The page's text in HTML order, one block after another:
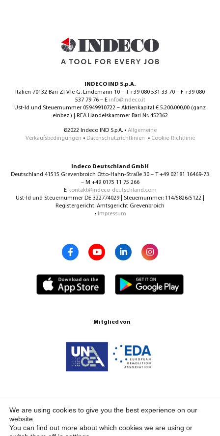
INDECO IND S.p.A.
Italien 70132 Bari ZI V.le G. Lindemann 10 – T +39 080 531 33 70 – F +39 080
537 79 76 – E info@indeco.it
Ust-Id und Steuernummer 05949910722 – Aktienkapital € 5.200.000,00 (ganz
einbez.) | REA Handelskammer Bari Nr. 452362
©2022 Indeco IND S.p.A. • Allgemeine
Verkaufsbedingungen • Datenschutzrichtlinien • Cookie-Richtlinie
Indeco Deutschland GmbH
Deutschland 41515 Grevenbroich Otto-Hahn-Straße 30 – T +49 02181 16469-73
– M +49 0175 11 75 266
E kontakt@indeco-deutschland.com
Ust-Id und Steuernummer DE 322774029 | Steuernummer: 114/5826/5122 |
Registergericht: Amtsgericht Grevenbroich
• Impressum
Mitglied von
We are using cookies to give you the best experience on our
website.
You can find out more about which cookies we are using or